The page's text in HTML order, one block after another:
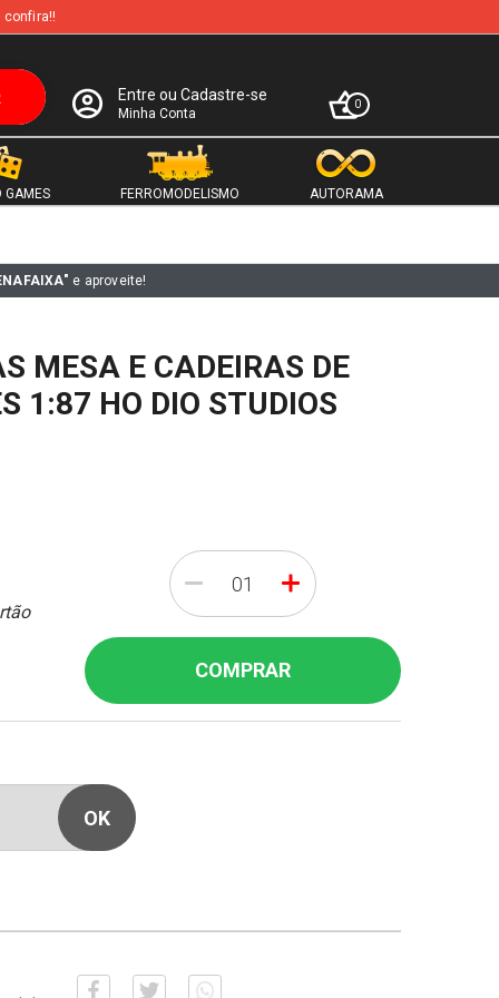
confira!!
Entre ou Cadastre-se
Minha Conta
0
GAMES FERROMODELISMO AUTORAMA
e aproveite!
MESA E CADEIRAS DE
1:87 HO DIO STUDIOS
- +
COMPRAR